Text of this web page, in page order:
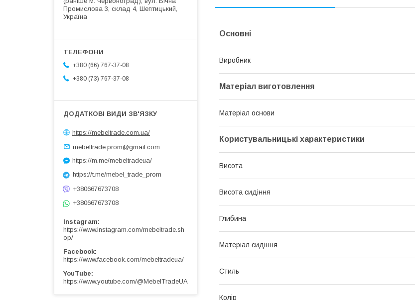
Основні
Виробник
Матеріал виготовлення
Матеріал основи
Користувальницькі характеристики
Висота
Висота сидіння
Глибина
Матеріал сидіння
Стиль
Колір
Промислова 3, склад 4, Шептицький,
Україна
+380 (66) 767-37-08
+380 (73) 767-37-08
https://mebeltrade.com.ua/
mebeltrade.prom@gmail.com
https://m.me/mebeltradeua/
https://t.me/mebel_trade_prom
+380667673708
+380667673708
Instagram
https://www.instagram.com/mebeltrade.sh
op/
Facebook
https://www.facebook.com/mebeltradeua/
YouTube
https://www.youtube.com/@MebelTradeUA